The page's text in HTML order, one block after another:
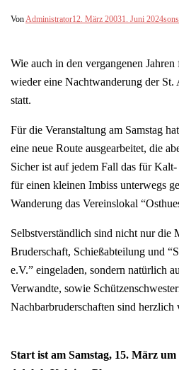
VonAdministrator12. März 20031. Juni 2024
Wie auch in den vergangenen
wieder eine Nachtwanderung der St.
statt.
Für die Veranstaltung am Samstag
eine neue Route ausgearbeitet, die
Sicher ist auf jedem Fall das für
für einen kleinen Imbiss unterwegs
Wanderung das Vereinslokal
Selbstverständlich sind nicht nur die
Bruderschaft, Schießabteilung und
e.V.” eingeladen, sondern natürlich
Verwandte, sowie
Nachbarbruderschaften sind
Start ist am Samstag, 15. März